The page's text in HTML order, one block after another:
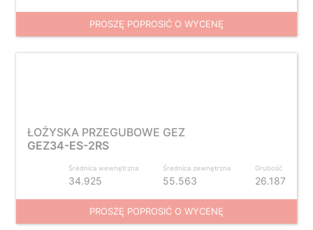
PROSZĘ POPROSIĆ O WYCENĘ
ŁOŻYSKA PRZEGUBOWE GEZ
GEZ34-ES-2RS
Średnica wewnętrzna
34.925
Średnica zewnętrzna
55.563
Grubość
26.187
PROSZĘ POPROSIĆ O WYCENĘ